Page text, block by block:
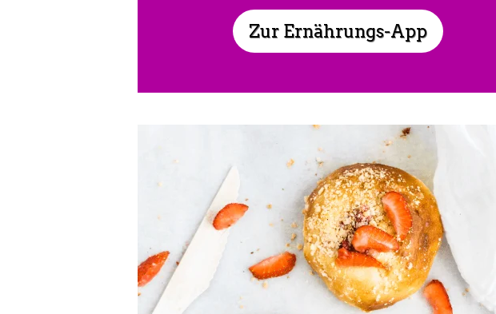
Zur Ernährungs-App